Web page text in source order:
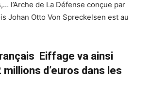
l’Arche de La Défense conçue par
Johan Otto Von Spreckelsen est au
Eiffage va ainsi
d’euros dans les